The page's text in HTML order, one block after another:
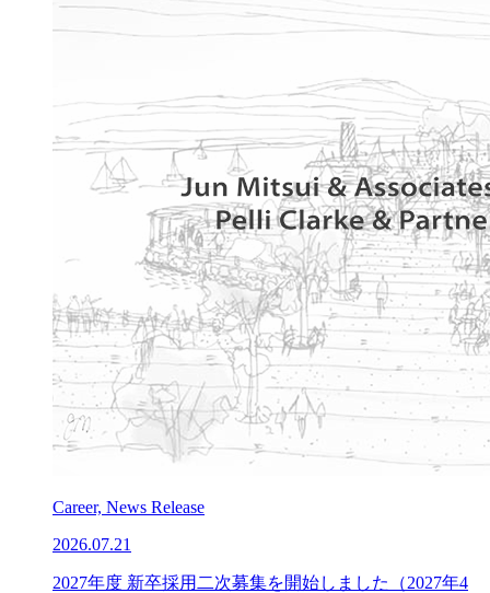
Career, News Release
2026.07.21
2027年度 新卒採用二次募集を開始しました（2027年4